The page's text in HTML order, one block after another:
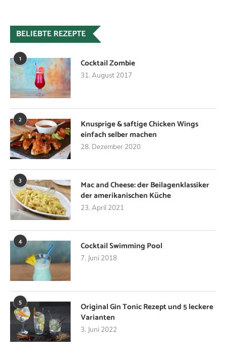
BELIEBTE REZEPTE
1 Cocktail Zombie
31. August 2017
2
Knusprige & saftige Chicken Wings
einfach selber machen
28. Dezember 2020
3
Mac and Cheese: der Beilagenklassiker
der amerikanischen Küche
23. April 2021
4 Cocktail Swimming Pool
7. Juni 2018
5
Original Gin Tonic Rezept und 5 leckere
Varianten
3. Juni 2022